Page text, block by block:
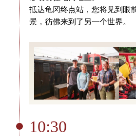
抵达龟冈终点站，您将见到眼
景，彷佛来到了另一个世界。
10:30